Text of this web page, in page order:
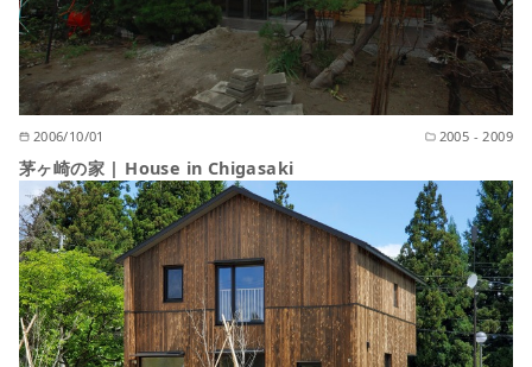
2006/10/01 2005 - 2009
茅ヶ崎の家 | House in Chigasaki